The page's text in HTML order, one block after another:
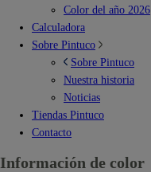
Color del año 2026
Calculadora
Sobre Pintuco
Sobre Pintuco
Nuestra historia
Noticias
Tiendas Pintuco
Contacto
Información de color